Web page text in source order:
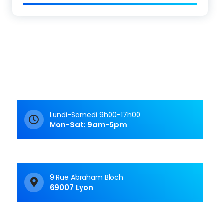
Lundi-Samedi 9h00-17h00
Mon-Sat: 9am-5pm
9 Rue Abraham Bloch
69007 Lyon